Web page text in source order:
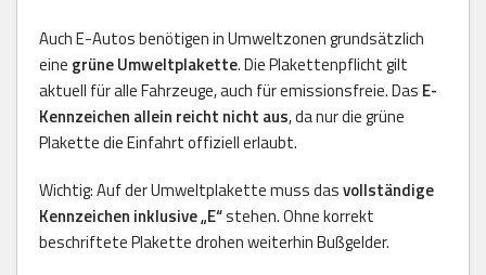
Auch E-Autos benötigen in Umweltzonen grundsätzlich
eine grüne Umweltplakette. Die Plakettenpflicht gilt
aktuell für alle Fahrzeuge, auch für emissionsfreie. Das E-
Kennzeichen allein reicht nicht aus, da nur die grüne
Plakette die Einfahrt offiziell erlaubt.
Wichtig: Auf der Umweltplakette muss dasvollständige
Kennzeichen inklusive „E“stehen. Ohne korrekt
beschriftete Plakette drohen weiterhin Bußgelder.